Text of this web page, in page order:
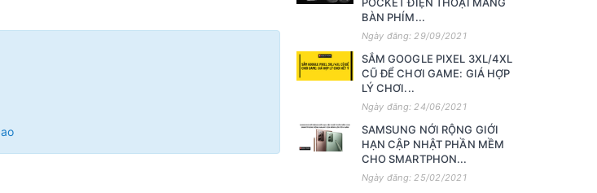
BÀN PHÍM...
Ngày đăng: 29/09/2021
SẮM GOOGLE PIXEL 3XL/4XL
CŨ ĐỂ CHƠI GAME: GIÁ HỢP
LÝ CHƠI...
Ngày đăng: 24/06/2021
SAMSUNG NỚI RỘNG GIỚI
HẠN CẬP NHẬT PHẦN MỀM
CHO SMARTPHON...
Ngày đăng: 25/02/2021